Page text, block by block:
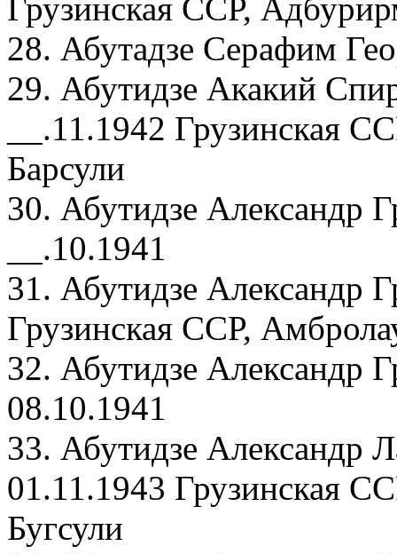
Грузинская ССР,
28. Абутадзе Серафим
29. Абутидзе Акакий
__.11.1942 Грузинская
Барсули
30. Абутидзе Александр
__.10.1941
31. Абутидзе Александр
Грузинская ССР,
32. Абутидзе Александр
08.10.1941
33. Абутидзе Александр
01.11.1943 Грузинская
Бугсули